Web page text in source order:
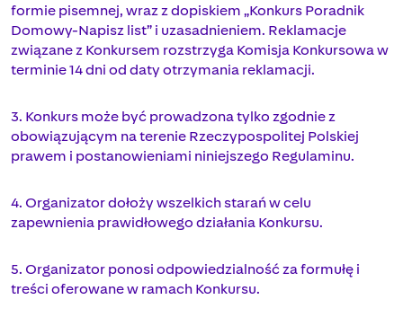
formie pisemnej, wraz z dopiskiem „Konkurs Poradnik
Domowy-Napisz list” i uzasadnieniem. Reklamacje
związane z Konkursem rozstrzyga Komisja Konkursowa w
terminie 14 dni od daty otrzymania reklamacji.
3. Konkurs może być prowadzona tylko zgodnie z
obowiązującym na terenie Rzeczypospolitej Polskiej
prawem i postanowieniami niniejszego Regulaminu.
4. Organizator dołoży wszelkich starań w celu
zapewnienia prawidłowego działania Konkursu.
5. Organizator ponosi odpowiedzialność za formułę i
treści oferowane w ramach Konkursu.